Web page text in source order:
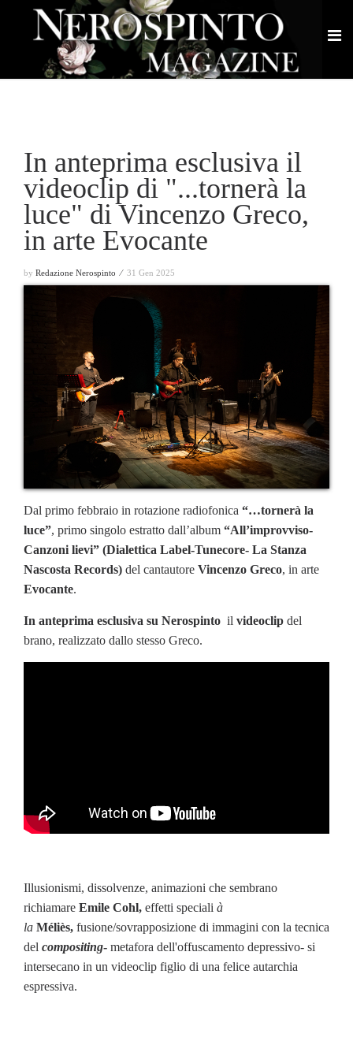
In anteprima esclusiva il
videoclip di "...tornerà la
luce" di Vincenzo Greco,
in arte Evocante
by Redazione Nerospinto ⁄ 31 Gen 2025
Dal primo febbraio in rotazione radiofonica “…tornerà la
luce”, primo singolo estratto dall’album “All’improvviso-
Canzoni lievi” (Dialettica Label-Tunecore- La Stanza
Nascosta Records) del cantautore Vincenzo Greco, in arte
Evocante.
In anteprima esclusiva su Nerospinto il videoclip del
brano, realizzato dallo stesso Greco.
Illusionismi, dissolvenze, animazioni che sembrano
richiamare Emile Cohl, effetti speciali à
la Méliès, fusione/sovrapposizione di immagini con la tecnica
del compositing- metafora dell'offuscamento depressivo- si
intersecano in un videoclip figlio di una felice autarchia
espressiva.